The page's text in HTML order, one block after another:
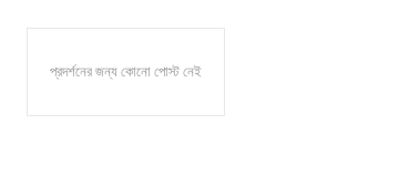
প্রদর্শনের জন্য কোনো পোস্ট নেই